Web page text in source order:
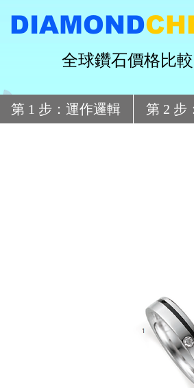
DIAMOND
全球鑽石價格比較
第 1 步：運作邏輯 第 2 步